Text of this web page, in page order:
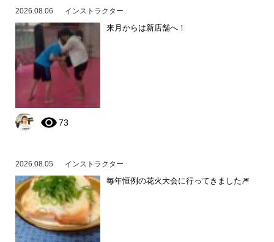
2026.08.06 インストラクター
来月からは新店舗へ！
73
2026.08.05 インストラクター
毎年恒例の花火大会に行ってきました🎆